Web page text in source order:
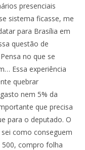
presenciais
sistema ficasse, me
para Brasília em
questão de
no que se
Essa experiência
quebrar
nem 5% da
que precisa
para o deputado. O
como conseguem
500, compro folha